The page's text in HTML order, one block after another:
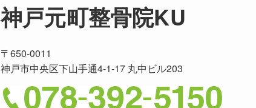
神戸元町整骨院KU
〒650-0011
神戸市中央区下山手通4-1-17 丸中ビル203